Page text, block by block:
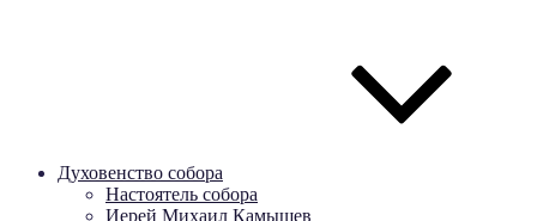
Духовенство собора
Настоятель собора
Иерей Михаил Камышев